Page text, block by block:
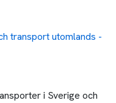
transport utomlands -
i Sverige och